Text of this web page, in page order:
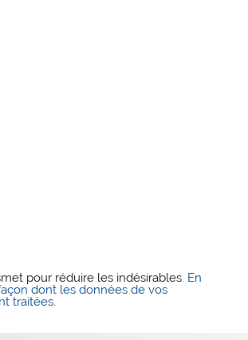
pour réduire les indésirables. En
dont les données de vos
traitées.